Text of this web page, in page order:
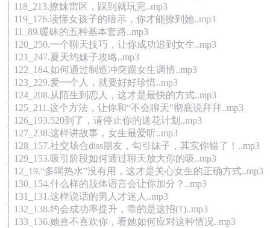
│ 118_213.撩妹雷区，踩到就玩完..mp3
│ 119_176.读懂女孩子的暗示，你才能撩到她..mp3
│ 11_89.暖昧的五种基本套路..mp3
│ 120_250.一个聊天技巧，让你成功追到女生..mp3
│ 121_247.夏天约妹子攻略..mp3
│ 122_184.如何通过制造冲突跟女生调情..mp3
│ 123_229.爱一个人，就要好好珍惜..mp3
│ 124_208.从陌生到恋人，这才是最快的方式..mp3
│ 125_211.这个方法，让你和“不会聊天”彻底说拜拜..mp3
│ 126_193.520到了，请停止你的送花计划..mp3
│ 127_238.这样讲故事，女生最爱听..mp3
│ 128_157.社交场合diss朋友，勾引妹子，其实你错了！..mp3
│ 129_153.吸引阶段如何通过聊天放大你的吸..mp3
│ 12_19.“多喝热水”没有用，这才是关心女生的正确方式..mp3
│ 130_154.什么样的肢体语言会让你加分？..mp3
│ 131_131.这样说话的男人才迷人..mp3
│ 132_138.约会成功率提升，靠的是这招(1)..mp3
│ 133_136.她喜不喜欢你，看她如何应对这种情况..mp3